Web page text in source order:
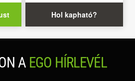
Hol kapható?
A EGO HÍRLEVÉL